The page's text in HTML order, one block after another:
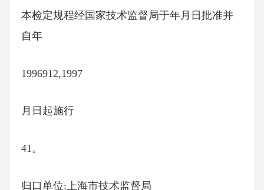
本检定规程经国家技术监督局于年月日批准并
自年
1996912,1997
月日起施行
41。
归口单位:上海市技术监督局